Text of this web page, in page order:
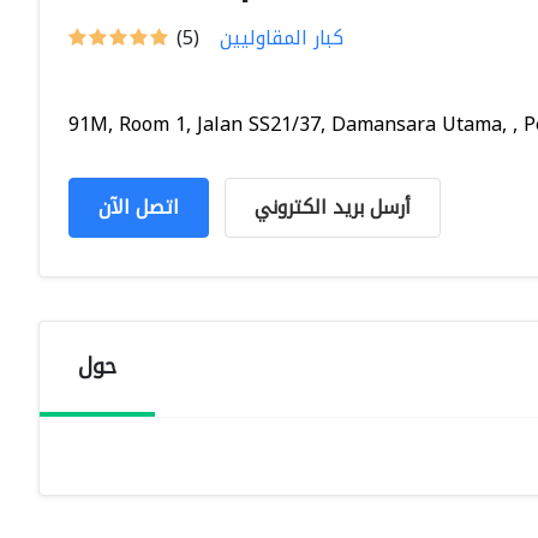
(5) كبار المقاوليين
91M, Room 1, Jalan SS21/37, Damansara Utama, ,
اتصل الآن أرسل بريد الكتروني
حول